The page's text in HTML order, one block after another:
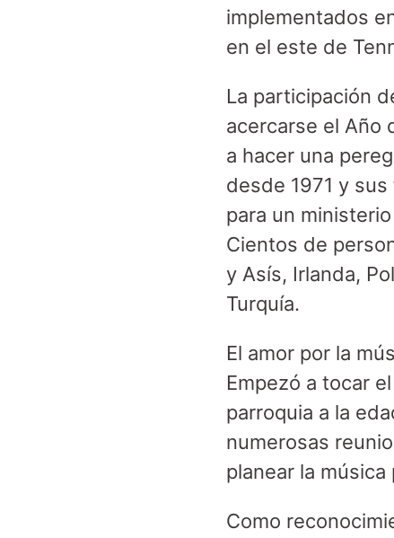
implementados
en el este de
La participación
acercarse el Año
a hacer una
desde 1971 y
para un
Cientos de
y Asís, Irlanda,
Turquía.
El amor por la
Empezó a tocar
parroquia a la
numerosas
planear la
Como